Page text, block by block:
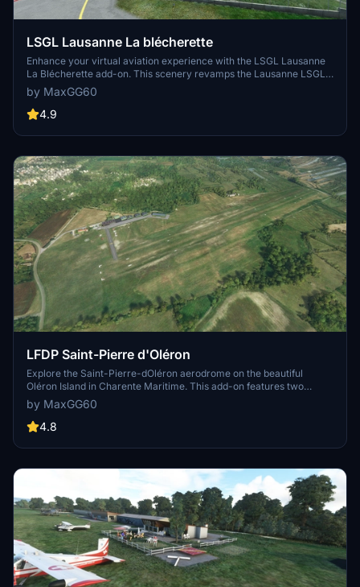
LSGL Lausanne La blécherette
Enhance your virtual aviation experience with the LSGL Lausanne
La Blécherette add-on. This scenery revamps the Lausanne LSGL
aerodrome in Switzerland, featuring photorealistic representations
of key buildings such as the restaurant, operations office, and
rescue base. Explore this detailed recreation, including official
stadium extracted from Google Maps. Get ready to take off and
by MaxGG60
4.9
LFDP Saint-Pierre d'Oléron
Explore the Saint-Pierre-dOléron aerodrome on the beautiful
Oléron Island in Charente Maritime. This add-on features two
runways, fueling station, and detailed modeling of all airport
buildings. Perfect for a scenic flight or practicing your take-offs and
landings.
by MaxGG60
4.8